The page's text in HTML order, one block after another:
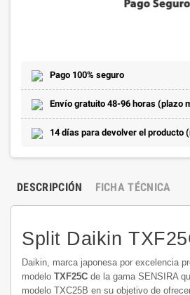
Pago 100% seguro
Envío gratuito 48-96 horas (plazo
14 días para devolver el producto
DESCRIPCIÓN FICHA TÉCNICA
Split Daikin
Daikin, marca japonesa por excelencia
modelo TXF25C de la gama SENSIRA
modelo TXC25B en su objetivo de